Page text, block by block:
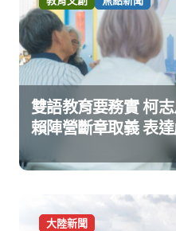
雙語教育要務實 柯
賴陣營斷章取義 表
大陸新聞